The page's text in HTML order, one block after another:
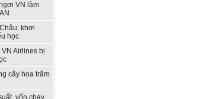
VN làm
khơi
học
Airlines bị
cây hoa trăm
vốn chạy